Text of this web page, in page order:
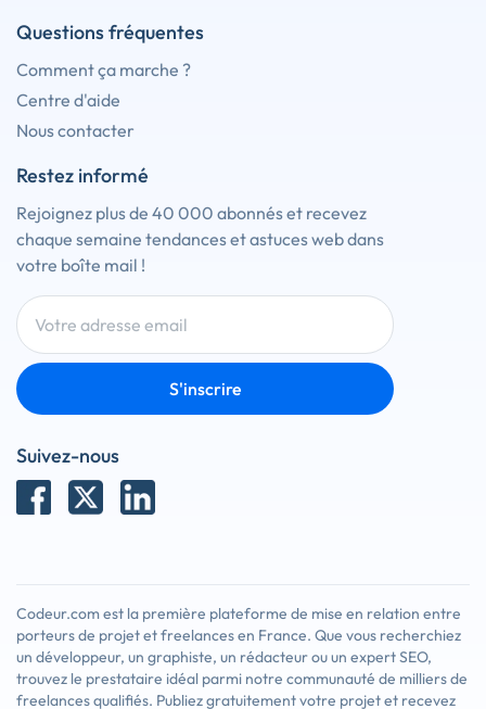
Questions fréquentes
Comment ça marche ?
Centre d'aide
Nous contacter
Restez informé
Rejoignez plus de 40 000 abonnés et recevez
chaque semaine tendances et astuces web dans
votre boîte mail !
S'inscrire
Suivez-nous
Codeur.com est la première plateforme de mise en relation entre
porteurs de projet et freelances en France. Que vous recherchiez
un développeur, un graphiste, un rédacteur ou un expert SEO,
trouvez le prestataire idéal parmi notre communauté de milliers de
freelances qualifiés. Publiez gratuitement votre projet et recevez